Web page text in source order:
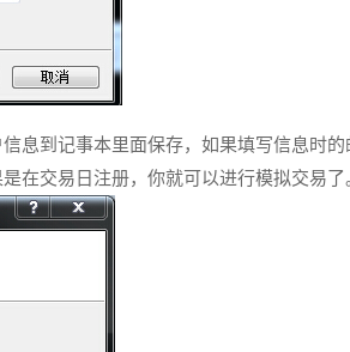
息到记事本里面保存，如果填写信息时
在交易日注册，你就可以进行模拟交易了。